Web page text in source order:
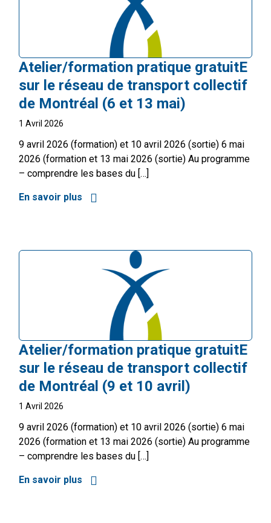
Atelier/formation pratique gratuitE
sur le réseau de transport collectif
de Montréal (6 et 13 mai)
1 Avril 2026
9 avril 2026 (formation) et 10 avril 2026 (sortie) 6 mai
2026 (formation et 13 mai 2026 (sortie) Au programme
– comprendre les bases du […]
En savoir plus à propos de Atelier/formation pratique
Atelier/formation pratique gratuitE
sur le réseau de transport collectif
de Montréal (9 et 10 avril)
1 Avril 2026
9 avril 2026 (formation) et 10 avril 2026 (sortie) 6 mai
2026 (formation et 13 mai 2026 (sortie) Au programme
– comprendre les bases du […]
En savoir plus à propos de Atelier/formation pratique